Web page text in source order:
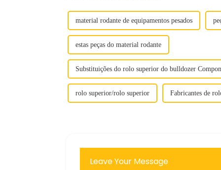
material rodante de equipamentos pesados
estas peças do material rodante
Substituições do rolo superior do bulldozer
rolo superior/rolo superior Fabricantes de
Leave Your Message